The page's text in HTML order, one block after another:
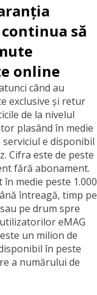
să
online
când au
exclusive și retur
de la nivelul
plasând în medie
serviciul e disponibil
Cifra este de peste
fără abonament.
medie peste 1.000
întreagă, timp pe
pe drum spre
eMAG
un milion de
în peste
a numărului de